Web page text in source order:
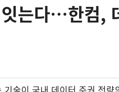
는다…한컴,